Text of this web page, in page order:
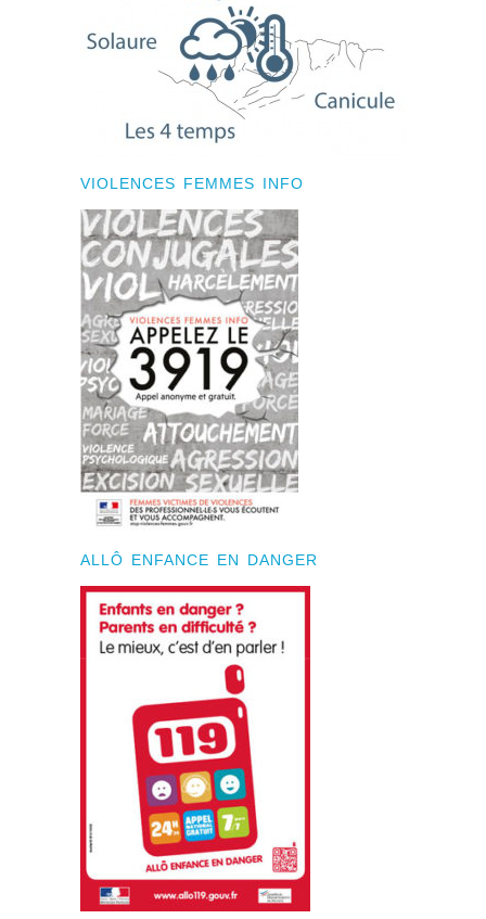
VIOLENCES FEMMES INFO
ALLÔ ENFANCE EN DANGER